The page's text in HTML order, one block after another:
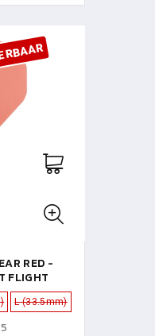
RED -
FLIGHT
L (33.5mm)